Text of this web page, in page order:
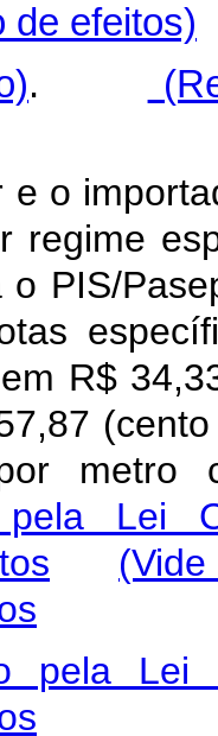
de efeitos)
.
e o
regime
o PIS/
R$
pela Lei
pela Lei